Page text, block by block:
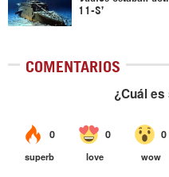
11-S’
COMENTARIOS